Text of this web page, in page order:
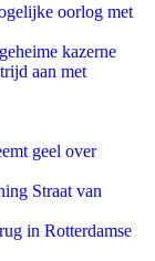
oorlog met
kazerne
aan met
geel over
Straat van
in Rotterdamse